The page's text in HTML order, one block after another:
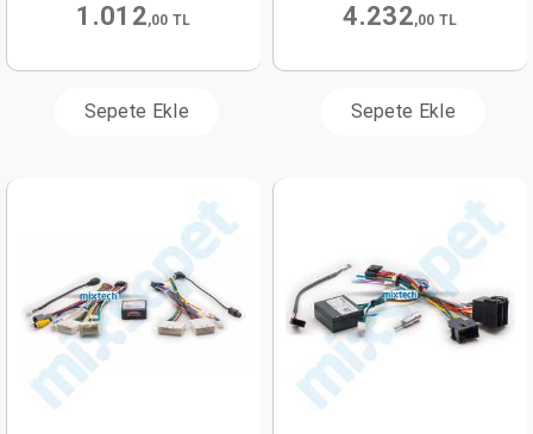
1.012,00 TL
Sepete Ekle
4.232,00 TL
Sepete Ekle